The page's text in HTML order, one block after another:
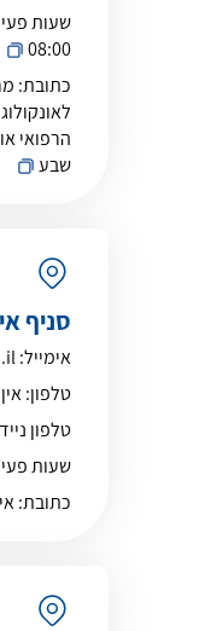
שעות
08:00
כתובת:
הרפואי
שבע
סניף
אימייל:
טלפון:אין
טלפון
שעות
כתובת: